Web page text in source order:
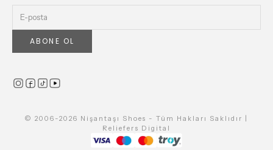
ABONE OL
© 2006-2026 Nişantaşı Shoes - Tüm Hakları Saklıdır |
Reliefers Digital